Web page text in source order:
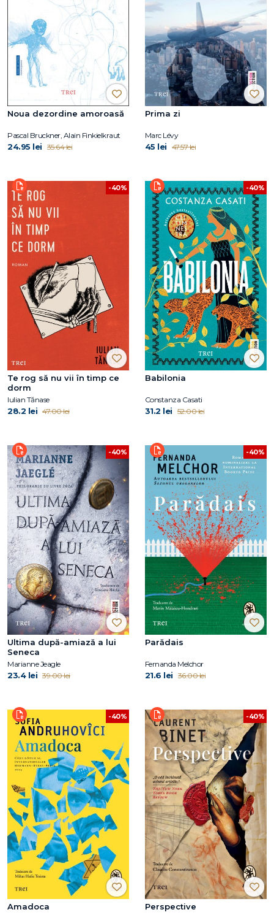
Noua dezordine amoroasă
Pascal Bruckner, Alain Finkielkraut
24.95 lei 35.64 lei
Prima zi
Marc Lévy
45 lei 47.57 lei
-40%
Te rog să nu vii în timp ce
dorm
Iulian Tănase
28.2 lei 47.00 lei
-40%
Babilonia
Constanza Casati
31.2 lei 52.00 lei
-40%
Ultima după-amiază a lui
Seneca
Marianne Jeagle
23.4 lei 39.00 lei
-40%
Parădais
Fernanda Melchor
21.6 lei 36.00 lei
-40%
Amadoca
-40%
Perspective